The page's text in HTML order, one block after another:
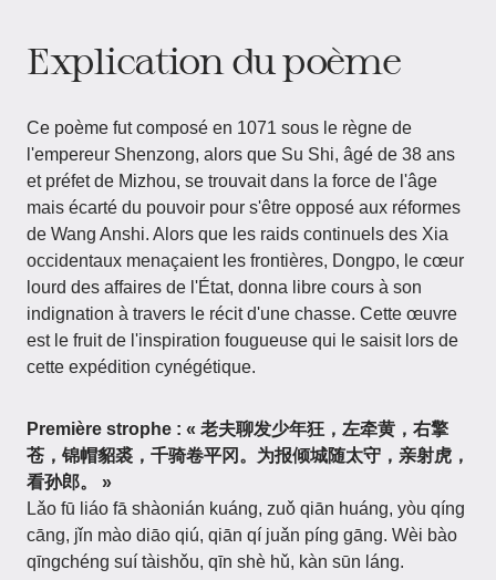
Explication du poème
Ce poème fut composé en 1071 sous le règne de
l'empereur Shenzong, alors que Su Shi, âgé de 38 ans
et préfet de Mizhou, se trouvait dans la force de l'âge
mais écarté du pouvoir pour s'être opposé aux réformes
de Wang Anshi. Alors que les raids continuels des Xia
occidentaux menaçaient les frontières, Dongpo, le cœur
lourd des affaires de l'État, donna libre cours à son
indignation à travers le récit d'une chasse. Cette œuvre
est le fruit de l'inspiration fougueuse qui le saisit lors de
cette expédition cynégétique.
Première strophe : « 老夫聊发少年狂，左牵黄，右擎
苍，锦帽貂裘，千骑卷平冈。为报倾城随太守，亲射虎，
看孙郎。 »
Lǎo fū liáo fā shàonián kuáng, zuǒ qiān huáng, yòu qíng
cāng, jǐn mào diāo qiú, qiān qí juǎn píng gāng. Wèi bào
qīngchéng suí tàishǒu, qīn shè hǔ, kàn sūn láng.